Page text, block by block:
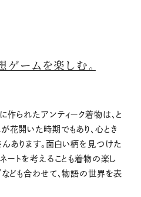
ームを楽しむ。
作られたアンティーク着物は、と
花開いた時期でもあり、心とき
んあります。面白い柄を見つけた
ートを考えることも着物の楽し
なども合わせて、物語の世界を表